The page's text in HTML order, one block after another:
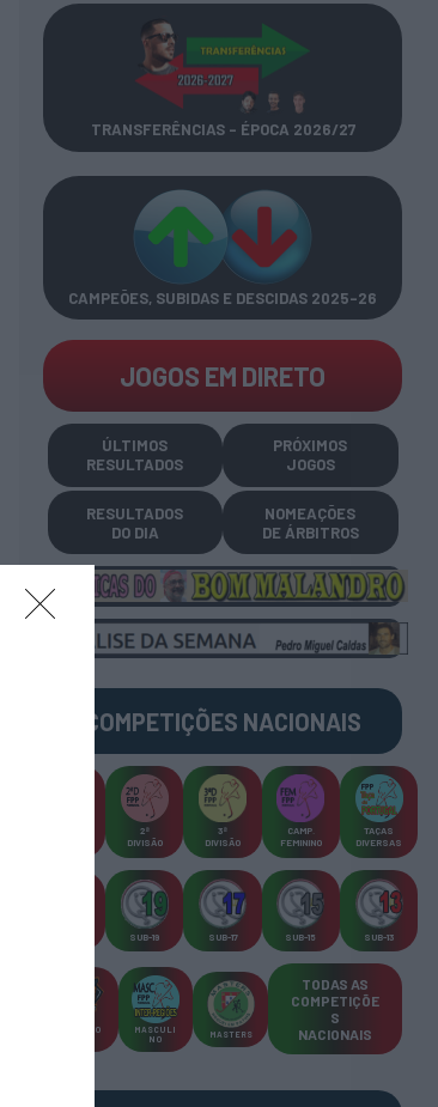
TRANSFERÊNCIAS - ÉPOCA 2026/27
CAMPEÕES, SUBIDAS E DESCIDAS 2025-26
JOGOS EM DIRETO
ÚLTIMOS
RESULTADOS
PRÓXIMOS
JOGOS
RESULTADOS
DO DIA
NOMEAÇÕES
DE ÁRBITROS
COMPETIÇÕES NACIONAIS
2ª
DIVISÃO
3ª
DIVISÃO
CAMP.
FEMININO
TAÇAS
DIVERSAS
SUB-19 SUB-17 SUB-15 SUB-13
TORNEIO
MASCULI
NO
MASTERS
TODAS AS
COMPETIÇÕE
S
NACIONAIS